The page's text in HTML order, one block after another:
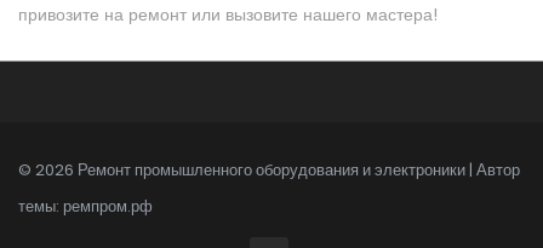
привозите на ремонт или вызовите нашего мастера!
© 2026 Ремонт промышленного оборудования и электроники | Автор
темы: ремпром.рф